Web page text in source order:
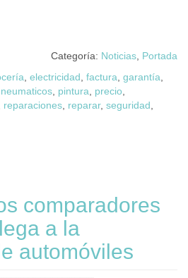
Categoría: Noticias Portada
electricidad factura garantía
neumaticos pintura precio
reparaciones reparar, seguridad
comparadores
a la
automóviles